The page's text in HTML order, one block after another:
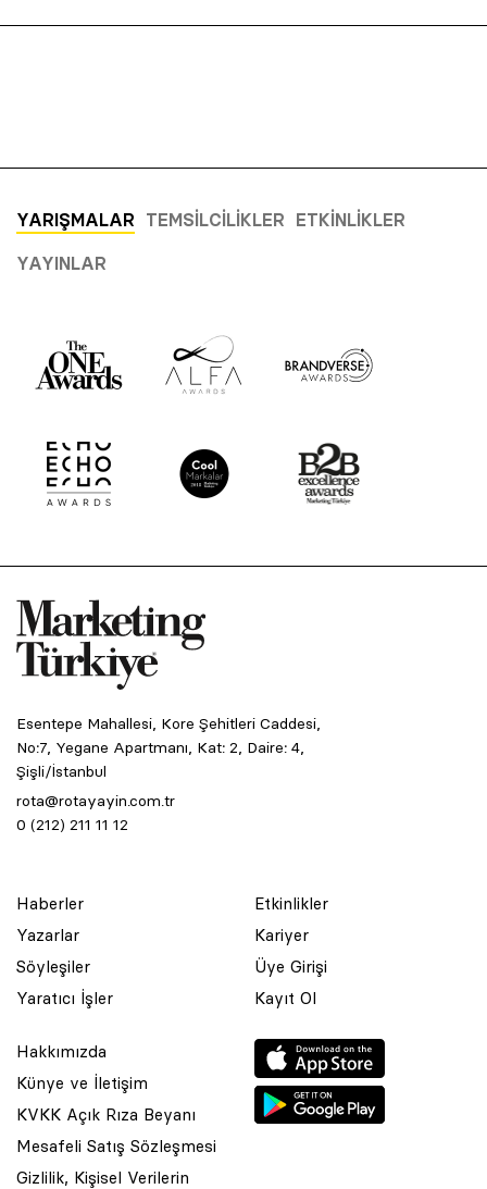
YARIŞMALAR TEMSILCILIKLER ETKINLIKLER
YAYINLAR
Esentepe Mahallesi, Kore Şehitleri Caddesi,
No:7, Yegane Apartmanı, Kat: 2, Daire: 4,
Şişli/İstanbul
rota@rotayayin.com.tr
0 (212) 211 11 12
Haberler
Yazarlar
Söyleşiler
Yaratıcı İşler
Etkinlikler
Kariyer
Üye Girişi
Kayıt Ol
Hakkımızda
Künye ve İletişim
KVKK Açık Rıza Beyanı
Mesafeli Satış Sözleşmesi
Gizlilik, Kişisel Verilerin